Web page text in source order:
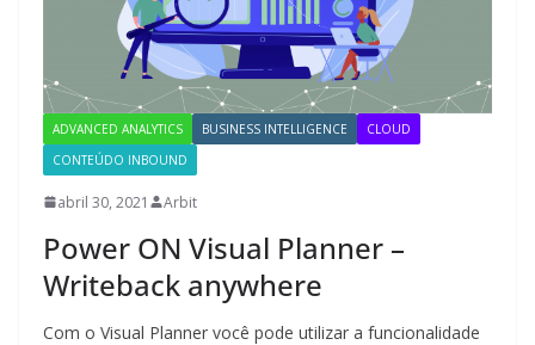
ADVANCED ANALYTICS BUSINESS INTELLIGENCE
CLOUD
CONTEÚDO INBOUND
abril 30, 2021 Arbit
Power ON Visual Planner –
Writeback anywhere
Com o Visual Planner você pode utilizar a funcionalidade